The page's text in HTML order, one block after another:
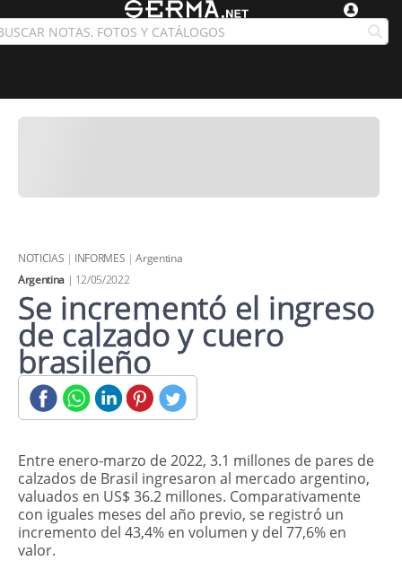
NOTICIAS | INFORMES |Argentina
Argentina| 12/05/2022
Se incrementó el ingreso
de calzado y cuero
brasileño
Entre enero-marzo de 2022, 3.1 millones de pares de
calzados de Brasil ingresaron al mercado argentino,
valuados en US$ 36.2 millones. Comparativamente
con iguales meses del año previo, se registró un
incremento del 43,4% en volumen y del 77,6% en
valor.